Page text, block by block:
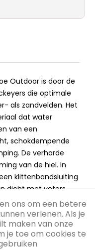
Outdoor is door de
die optimale
als zandvelden. Het
dat water
van een
schokdempende
De verharde
van de hiel. In
klittenbandsluiting
dicht met veters.
ons om een betere
verlenen. Als je
maken van onze
je toe om cookies te